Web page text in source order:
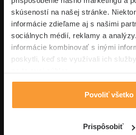
skúseností na našej stránke.
informácie zdieľame aj s našimi
sociálnych médií, reklamy a
informácie kombinovať s inými
poskytli, keď ste využívali ich
Povoliť všetko
Prispôsobiť
Informácie
Typy poistení
Volajte pon-pia:
0850 100 101
Napíšte nám